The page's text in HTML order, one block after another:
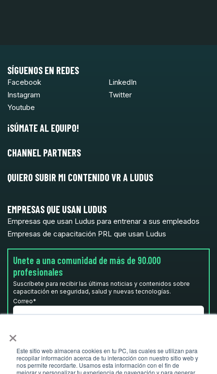
×
Este sitio web almacena cookies en tu PC, las cuales se utilizan para
recopilar información acerca de tu interacción con nuestro sitio web y
nos permite recordarte. Usamos esta información con el fin de
mejorar y personalizar tu experiencia de navegación y para generar
SÍGUENOS EN REDES
Facebook
LinkedIn
Instagram
Twitter
Youtube
¡SÚMATE AL EQUIPO!
CHANNEL PARTNERS
QUIERO SUBIR MI CONTENIDO VR A LUDUS
EMPRESAS QUE USAN LUDUS
Empresas que usan Ludus para entrenar a sus empleados
Empresas de capacitación PRL que usan Ludus
Unete a una comunidad de más de 90.000
profesionales
Suscríbete para recibir las últimas noticias y contenidos sobre
capacitación en seguridad, salud y nuevas tecnologías.
Correo*